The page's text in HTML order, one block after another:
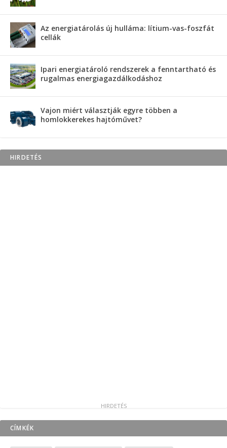
Az energiatárolás új hulláma: lítium-vas-foszfát
cellák
Ipari energiatároló rendszerek a fenntartható és
rugalmas energiagazdálkodáshoz
Vajon miért választják egyre többen a
homlokkerekes hajtóművet?
HIRDETÉS
CÍMKÉK